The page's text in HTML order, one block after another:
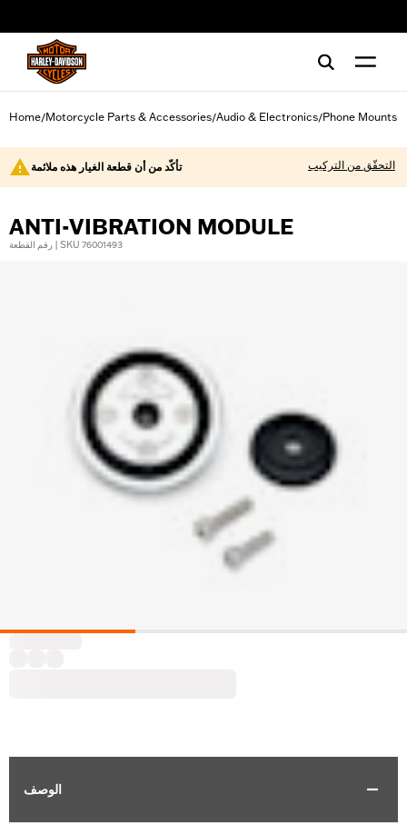
Home/Motorcycle Parts & Accessories/Audio & Electronics/Phone Mounts
تأكّد من أن قطعة الغيار هذه ملائمة التحقّق من التركيب
ANTI-VIBRATION MODULE
رقم القطعة | SKU 76001493
الوصف